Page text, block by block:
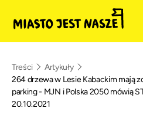
Treści
Artykuły
264 drzewa w Lesie Kabackim mają
parking - MJN i Polska 2050 mówią
20.10.2021